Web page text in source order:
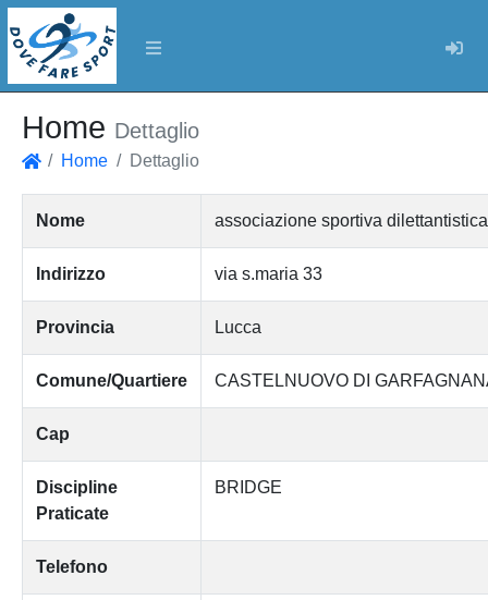
Home Dettaglio
Home Dettaglio
Nome associazione sportiva
Indirizzo via s.maria 33
Provincia Lucca
Comune/Quartiere CASTELNUOVO DI
Cap
Discipline
Praticate
BRIDGE
Telefono